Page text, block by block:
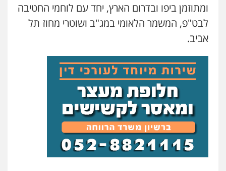
עו"ד מוחמד סביחאת
תעבורה פשיעה כלכלית
0525077716
עו"ד אורי רינצקי
פלילי כלכלי ניהול משפטים
0506216813
רעות כהן – משרד עורכי דין
פלילי צווארון לבן תעבורה אסירים
וחקירות
0506277425
ומתוזמן ביפו ובדרום הארץ, יחד עם לוחמי החטיבה
לבט"פ, המשמר הלאומי במג"ב ושוטרי מחוז תל
אביב.